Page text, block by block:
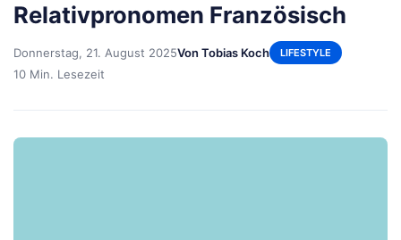
Relativpronomen Französisch
Donnerstag, 21. August 2025Von Tobias Koch LIFESTYLE
10 Min. Lesezeit